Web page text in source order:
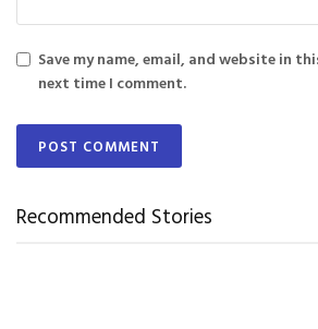
Save my name, email, and website in
next time I comment.
Recommended Stories